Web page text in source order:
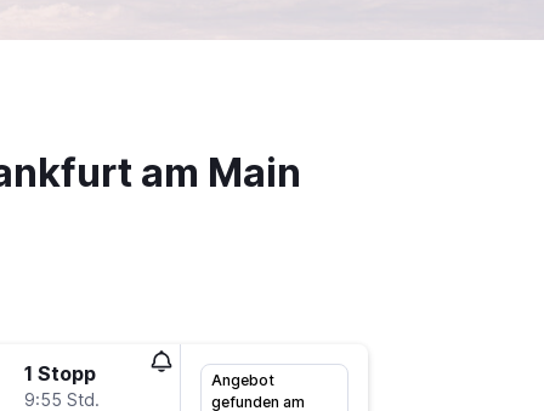
am Main
1 Stopp
9:55 Std.
Angebot
gefunden am